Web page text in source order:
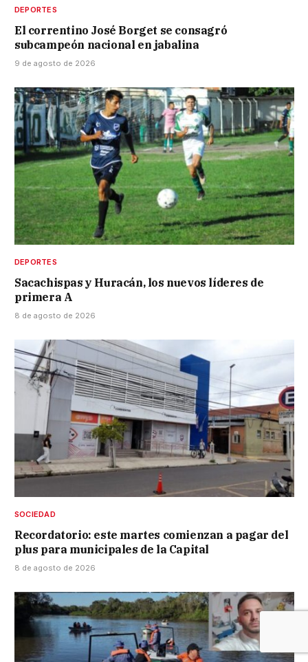
DEPORTES
El correntino José Borget se consagró
subcampeón nacional en jabalina
9 de agosto de 2026
DEPORTES
Sacachispas y Huracán, los nuevos líderes de
primera A
8 de agosto de 2026
SOCIEDAD
Recordatorio: este martes comienzan a pagar del
plus para municipales de la Capital
8 de agosto de 2026